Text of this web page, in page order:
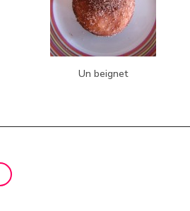
Un beignet